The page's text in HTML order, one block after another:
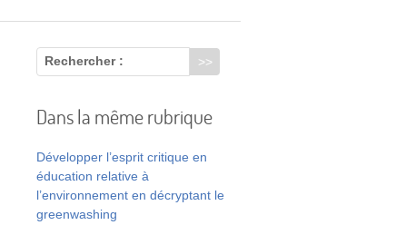
Rechercher :
Dans la même rubrique
Développer l’esprit critique en
éducation relative à
l’environnement en décryptant le
greenwashing